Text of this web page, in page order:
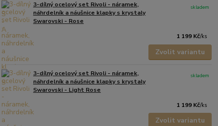
3-dílný ocelový set Rivoli - náramek,
náhrdelník a náušnice klapky s krystaly
Swarovski - Rose
1 199 Kč/ks
skladem
Zvolit variantu
3-dílný ocelový set Rivoli - náramek,
náhrdelník a náušnice klapky s krystaly
Swarovski - Light Rose
1 199 Kč/ks
skladem
Zvolit variantu